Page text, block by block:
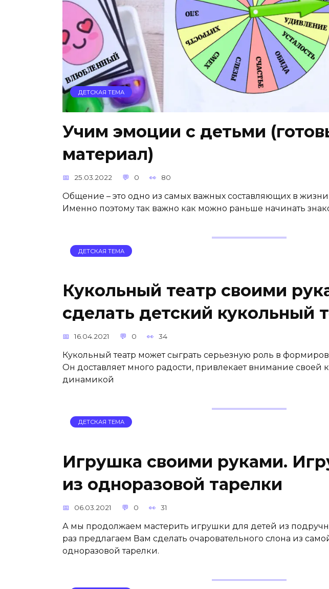
ДЕТСКАЯ ТЕМА
Учим эмоции с детьми
материал)
25.03.2022 0 80
Общение – это одно из самых важных составляющих в жизни
Именно поэтому так важно как можно раньше начинать
ДЕТСКАЯ ТЕМА
Кукольный театр своими
сделать детский кукольный
16.04.2021 0 34
Кукольный театр может сыграть серьезную роль в
Он доставляет много радости, привлекает внимание своей
динамикой
ДЕТСКАЯ ТЕМА
Игрушка своими руками.
из одноразовой тарелки
06.03.2021 0 31
А мы продолжаем мастерить игрушки для детей из
раз предлагаем Вам сделать очаровательного слона из
одноразовой тарелки.